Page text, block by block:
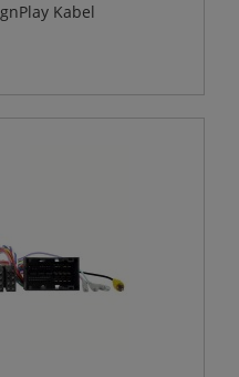
Kabel